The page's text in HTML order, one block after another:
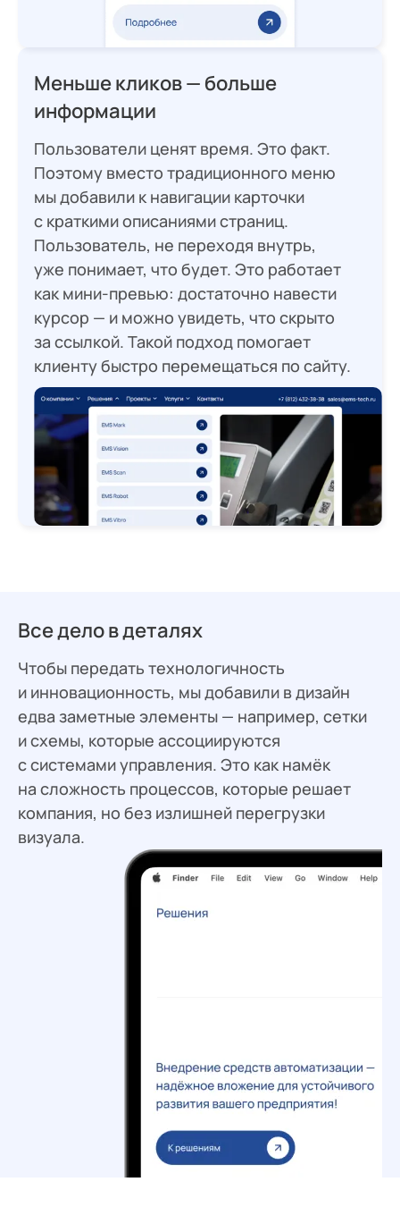
Меньше кликов — больше
информации
Пользователи ценят время. Это факт.
Поэтому вместо традиционного меню
мы добавили к навигации карточки
с краткими описаниями страниц.
Пользователь, не переходя внутрь,
уже понимает, что будет. Это работает
как мини-превью: достаточно навести
курсор — и можно увидеть, что скрыто
за ссылкой. Такой подход помогает
клиенту быстро перемещаться по сайту.
Все дело в деталях
Чтобы передать технологичность
и инновационность, мы добавили в дизайн
едва заметные элементы — например, сетки
и схемы, которые ассоциируются
с системами управления. Это как намёк
на сложность процессов, которые решает
компания, но без излишней перегрузки
визуала.